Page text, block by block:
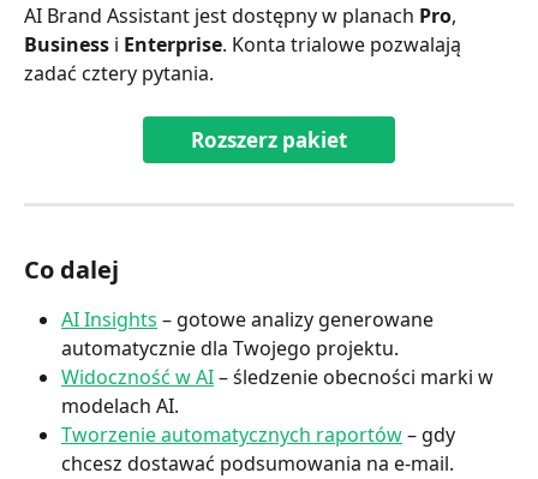
AI Brand Assistant jest dostępny w planach Pro,
Business i Enterprise. Konta trialowe pozwalają
zadać cztery pytania.
Rozszerz pakiet
Co dalej
AI Insights – gotowe analizy generowane
automatycznie dla Twojego projektu.
Widoczność w AI – śledzenie obecności marki w
modelach AI.
Tworzenie automatycznych raportów – gdy
chcesz dostawać podsumowania na e-mail.​